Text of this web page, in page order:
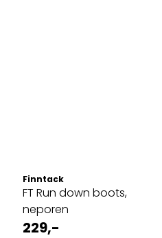
Finntack
FT Run down boots,
neporen
229,-